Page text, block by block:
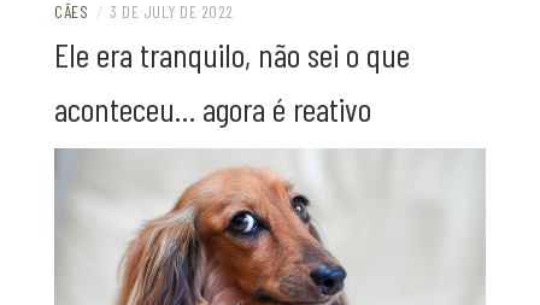
CÃES / 3 DE JULY DE 2022
Ele era tranquilo, não sei o que
aconteceu… agora é reativo